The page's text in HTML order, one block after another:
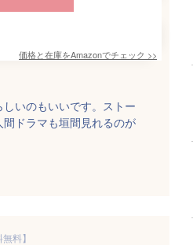
価格と在庫をAmazonでチェック >>
いのもいいです。ストー
ドラマも垣間見れるのが
料】